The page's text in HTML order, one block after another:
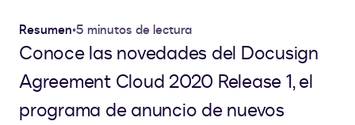
Resumen•5 minutos de lectura
Conoce las novedades del Docusign
Agreement Cloud 2020 Release 1, el
programa de anuncio de nuevos